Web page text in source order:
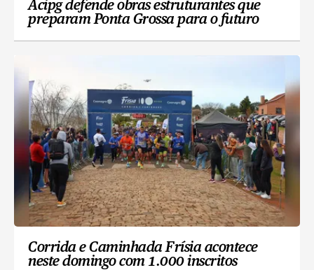
Acipg defende obras estruturantes que
preparam Ponta Grossa para o futuro
Corrida e Caminhada Frísia acontece
neste domingo com 1.000 inscritos